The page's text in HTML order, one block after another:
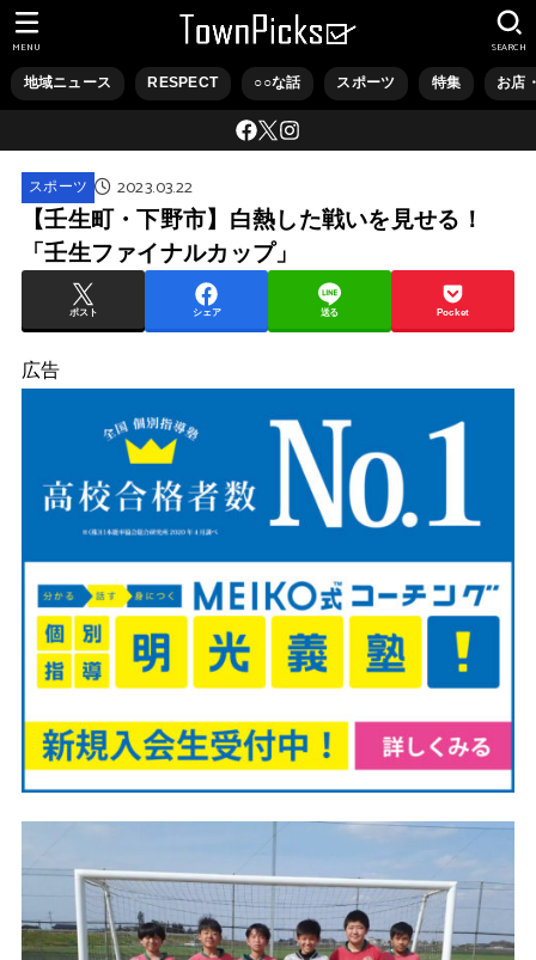
地域ニュース RESPECT ○○な話 スポーツ 特集 お店
SEARCH
MENU
スポーツ 2023.03.22
【壬生町・下野市】白熱した戦いを見せる！
「壬生ファイナルカップ」
ポスト シェア 送る Pocket
広告